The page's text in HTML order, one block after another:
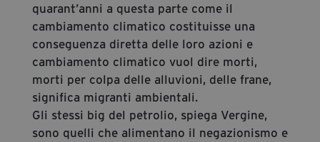
quarant’anni a questa parte come il
cambiamento climatico costituisse una
conseguenza diretta delle loro azioni e
cambiamento climatico vuol dire morti,
morti per colpa delle alluvioni, delle frane,
significa migranti ambientali.
Gli stessi big del petrolio, spiega Vergine,
sono quelli che alimentano il negazionismo e